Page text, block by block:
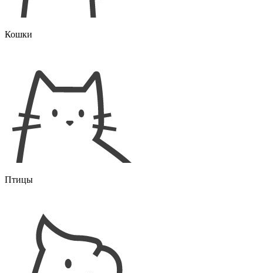
Кошки
Птицы